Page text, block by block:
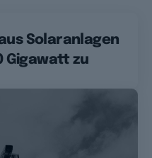
Solaranlagen
Gigawatt zu